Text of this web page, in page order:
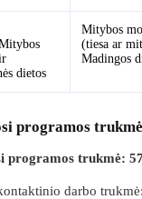
dietos
Mitybos
(tiesa ar
Madingos
programos trukmė
programos trukmė:
darbo